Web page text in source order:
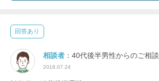
回答あり
相談者 ：40代後半男性からのご相談
2018.07.24